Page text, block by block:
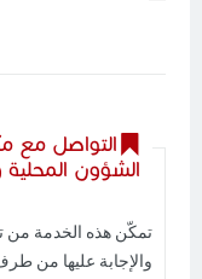
التواصل مع
الشؤون المحلية
تمكّن هذه الخدمة من
والإجابة عليها من